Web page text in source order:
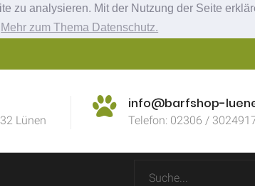
zu analysieren. Mit der Nutzung der Seite
Mehr zum Thema Datenschutz.
Lünen
info@barfshop-
Telefon: 02306 /